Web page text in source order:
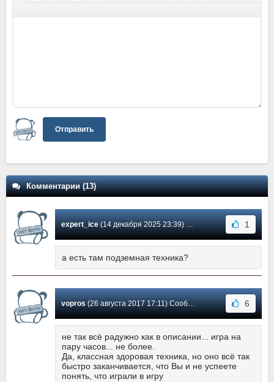
Отправить
Комментарии (13)
expert_ice(14 декабря 2025 23:39) Сообщение #11 1
а есть там подземная техника?
vopros(26 августа 2017 17:11) Сообщение #10 6
не так всё радужно как в описании... игра на
пару часов... не более.
Да, классная здоровая техника, но оно всё так
быстро заканчивается, что Вы и не успеете
понять, что играли в игру